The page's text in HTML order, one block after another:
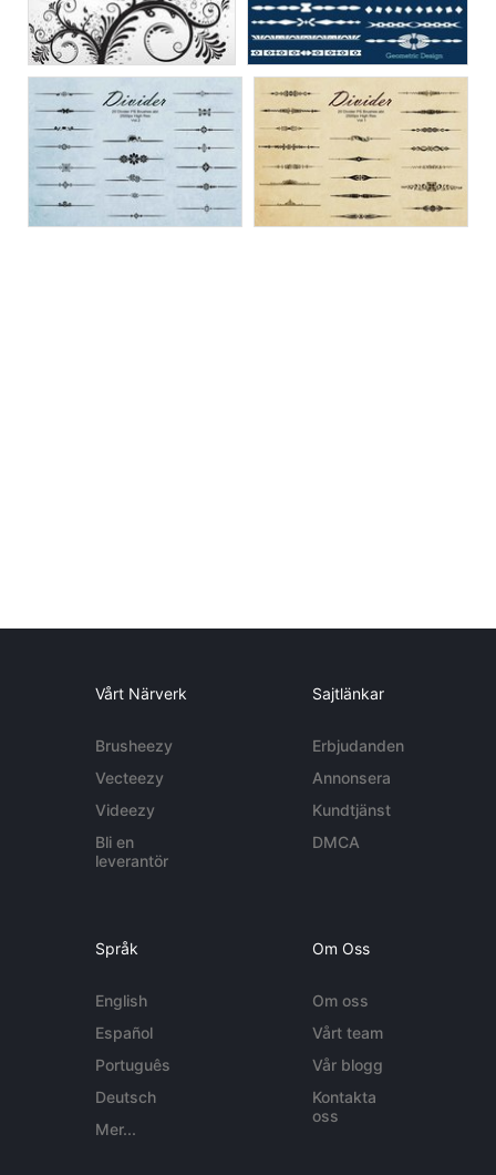
Vårt Närverk
Brusheezy
Vecteezy
Videezy
Bli en
leverantör
Sajtlänkar
Erbjudanden
Annonsera
Kundtjänst
DMCA
Språk
English
Español
Português
Deutsch
Mer...
Om Oss
Om oss
Vårt team
Vår blogg
Kontakta
oss